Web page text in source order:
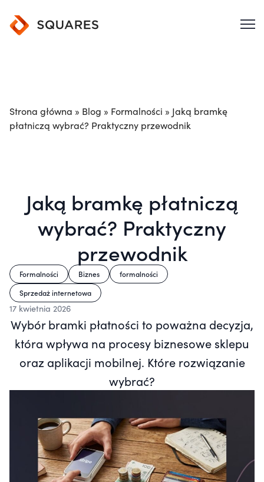
Strona główna » Blog » Formalności » Jaką bramkę
płatniczą wybrać? Praktyczny przewodnik
Jaką bramkę płatniczą
wybrać? Praktyczny
przewodnik
Formalności Biznes
formalności
Sprzedaż internetowa
17 kwietnia 2026
Wybór bramki płatności to poważna decyzja,
która wpływa na procesy biznesowe sklepu
oraz aplikacji mobilnej. Które rozwiązanie
wybrać?